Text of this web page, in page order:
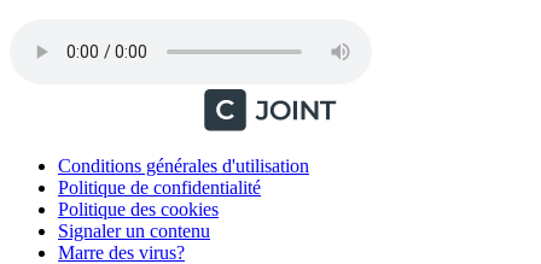
Conditions générales d'utilisation
Politique de confidentialité
Politique des cookies
Signaler un contenu
Marre des virus?